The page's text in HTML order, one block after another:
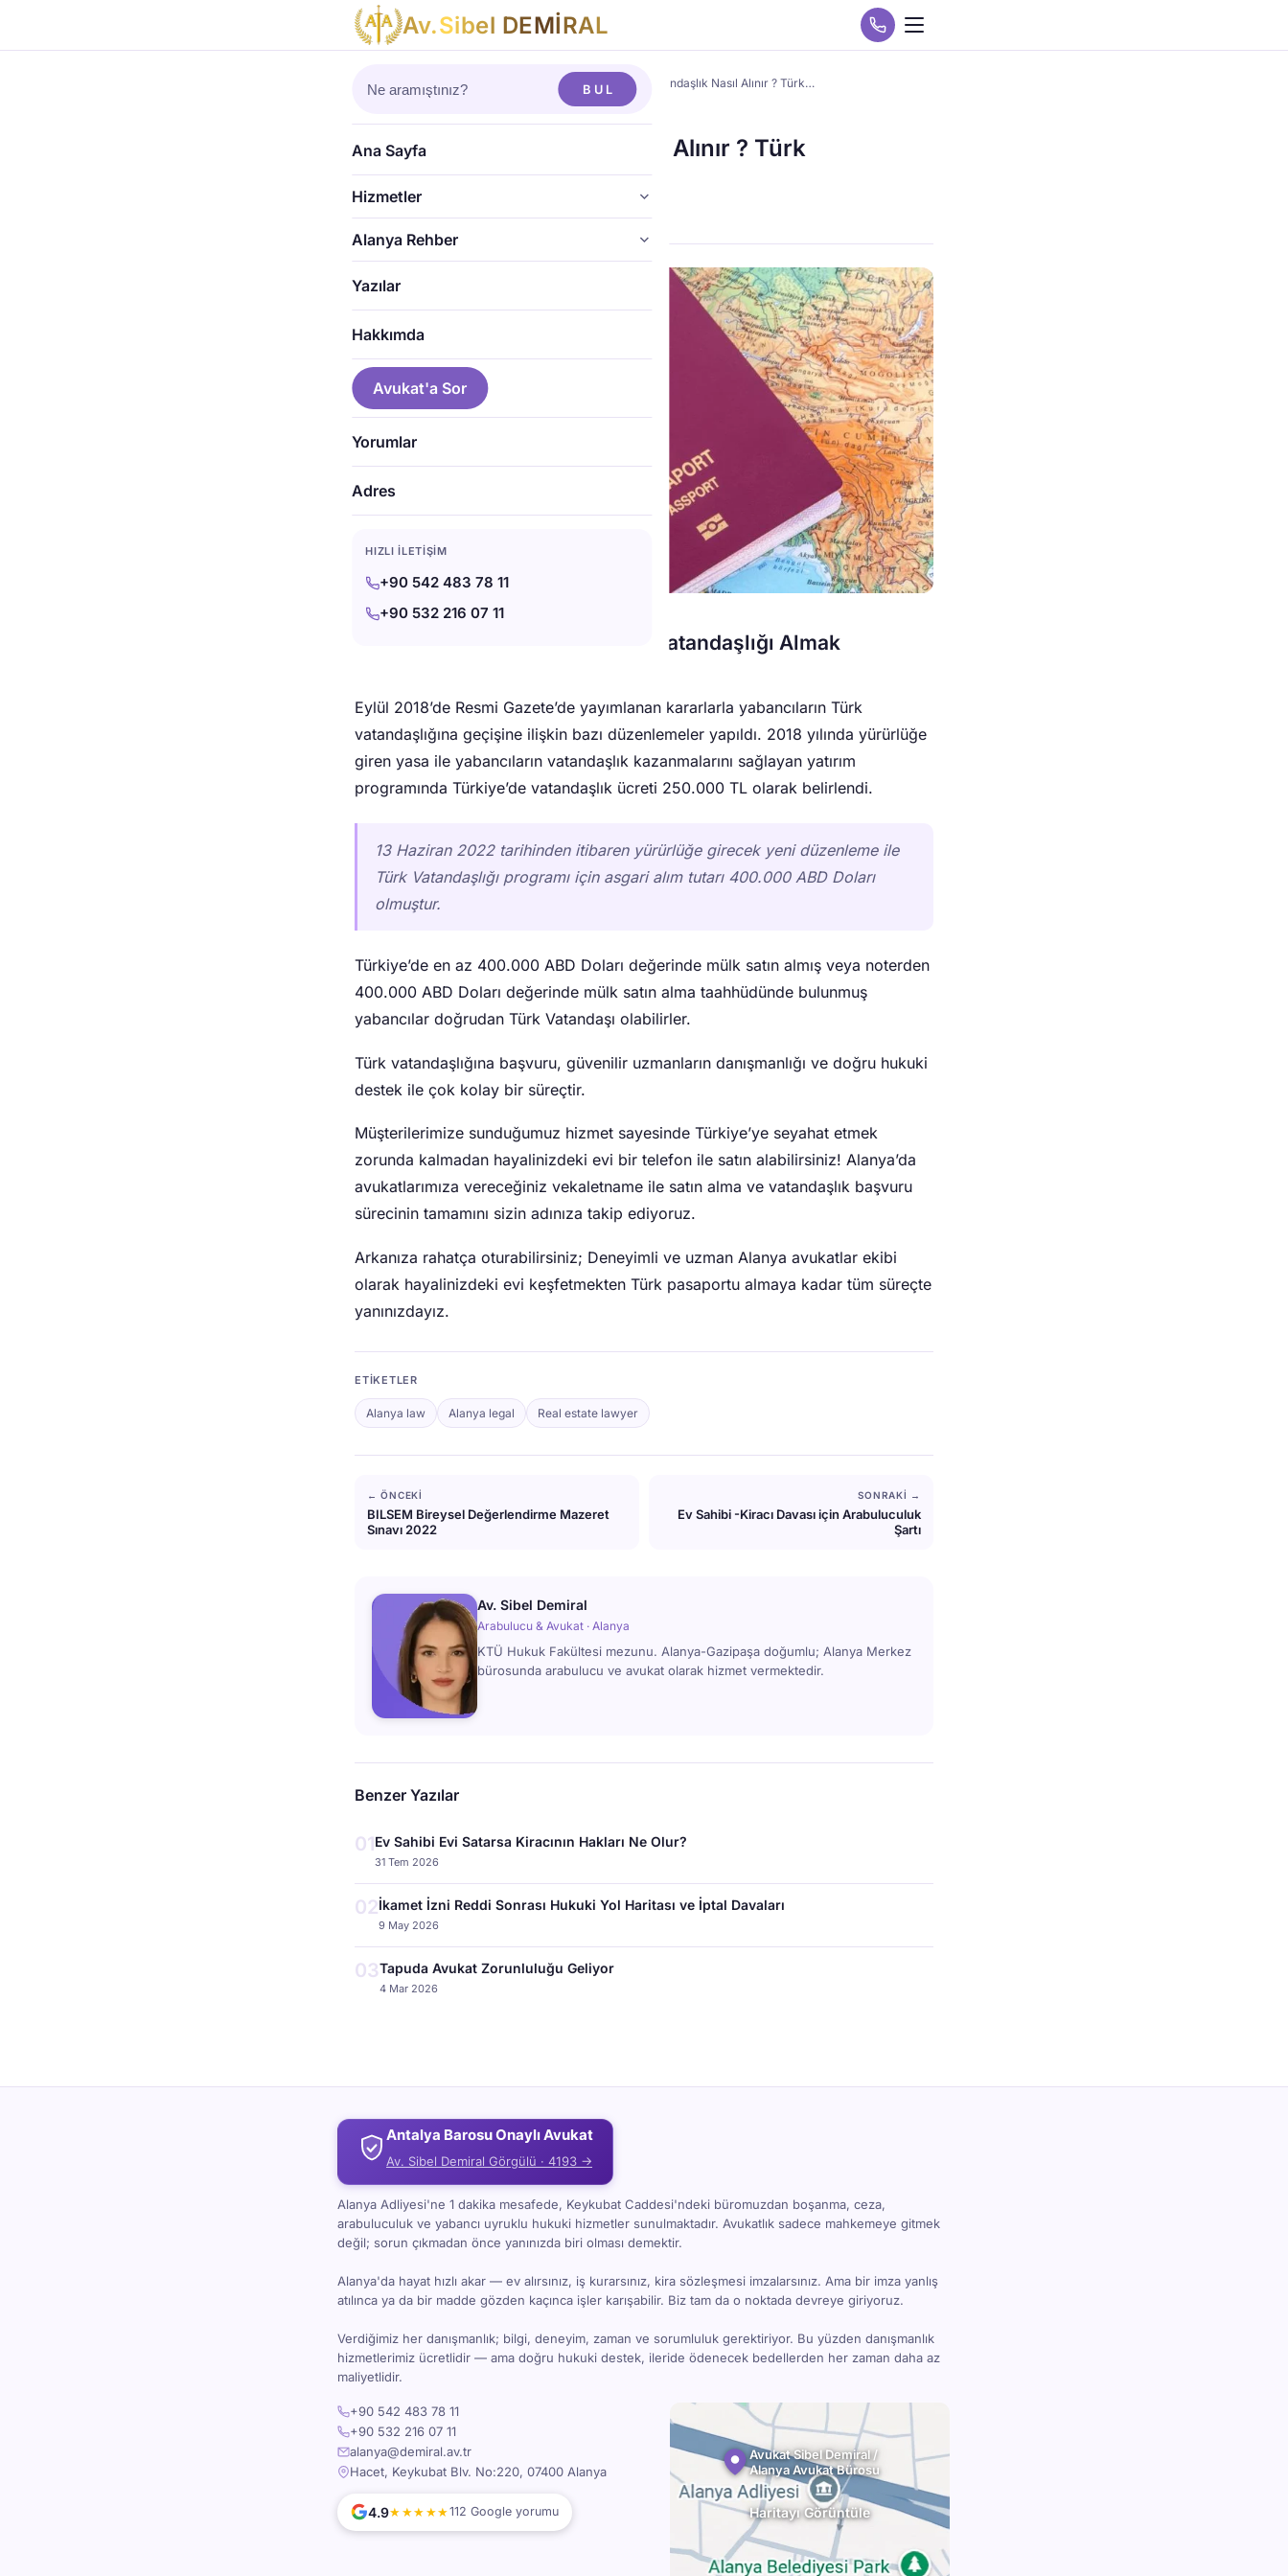
Av.Sibel DEMİRAL
BUL
Ana Sayfa
Hizmetler
Alanya Rehber
Yazılar
Hakkımda
Avukat'a Sor
Yorumlar
Adres
HIZLI İLETIŞIM
+90 542 483 78 11
+90 532 216 07 11
Ana Sayfa Gayrimenkul ve İnşaat Hukuku ›Türkiye’de Vatandaşlık Nasıl Alınır ? Türk…
Türkiye’de Vatandaşlık Nasıl Alınır ? Türk
Vatandaşlığı Şartları 2023
Gayrimenkul Satın Alarak Türk Vatandaşlığı Almak
Eylül 2018’de Resmi Gazete’de yayımlanan kararlarla yabancıların Türk
vatandaşlığına geçişine ilişkin bazı düzenlemeler yapıldı. 2018 yılında yürürlüğe
giren yasa ile yabancıların vatandaşlık kazanmalarını sağlayan yatırım
programında Türkiye’de vatandaşlık ücreti 250.000 TL olarak belirlendi.
13 Haziran 2022 tarihinden itibaren yürürlüğe girecek yeni düzenleme ile
Türk Vatandaşlığı programı için asgari alım tutarı 400.000 ABD Doları
olmuştur.
Türkiye’de en az 400.000 ABD Doları değerinde mülk satın almış veya noterden
400.000 ABD Doları değerinde mülk satın alma taahhüdünde bulunmuş
yabancılar doğrudan Türk Vatandaşı olabilirler.
Türk vatandaşlığına başvuru, güvenilir uzmanların danışmanlığı ve doğru hukuki
destek ile çok kolay bir süreçtir.
Müşterilerimize sunduğumuz hizmet sayesinde Türkiye’ye seyahat etmek
zorunda kalmadan hayalinizdeki evi bir telefon ile satın alabilirsiniz! Alanya’da
avukatlarımıza vereceğiniz vekaletname ile satın alma ve vatandaşlık başvuru
sürecinin tamamını sizin adınıza takip ediyoruz.
Arkanıza rahatça oturabilirsiniz; Deneyimli ve uzman Alanya avukatlar ekibi
olarak hayalinizdeki evi keşfetmekten Türk pasaportu almaya kadar tüm süreçte
yanınızdayız.
ETIKETLER
Alanya law Alanya legal Real estate lawyer
← ÖNCEKI
BILSEM Bireysel Değerlendirme Mazeret
Sınavı 2022
SONRAKI →
Ev Sahibi -Kiracı Davası için Arabuluculuk
Şartı
Av. Sibel Demiral
Arabulucu & Avukat · Alanya
KTÜ Hukuk Fakültesi mezunu. Alanya-Gazipaşa doğumlu; Alanya Merkez
bürosunda arabulucu ve avukat olarak hizmet vermektedir.
Benzer Yazılar
01Ev Sahibi Evi Satarsa Kiracının Hakları Ne Olur?
31 Tem 2026
02İkamet İzni Reddi Sonrası Hukuki Yol Haritası ve İptal Davaları
9 May 2026
03Tapuda Avukat Zorunluluğu Geliyor
4 Mar 2026
Antalya Barosu Onaylı Avukat
Av. Sibel Demiral Görgülü · 4193 →
Alanya Adliyesi'ne 1 dakika mesafede, Keykubat Caddesi'ndeki büromuzdan boşanma, ceza,
arabuluculuk ve yabancı uyruklu hukuki hizmetler sunulmaktadır. Avukatlık sadece mahkemeye gitmek
değil; sorun çıkmadan önce yanınızda biri olması demektir.
Alanya'da hayat hızlı akar — ev alırsınız, iş kurarsınız, kira sözleşmesi imzalarsınız. Ama bir imza yanlış
atılınca ya da bir madde gözden kaçınca işler karışabilir. Biz tam da o noktada devreye giriyoruz.
Verdiğimiz her danışmanlık; bilgi, deneyim, zaman ve sorumluluk gerektiriyor. Bu yüzden danışmanlık
hizmetlerimiz ücretlidir — ama doğru hukuki destek, ileride ödenecek bedellerden her zaman daha az
maliyetlidir.
+90 542 483 78 11
+90 532 216 07 11
alanya@demiral.av.tr
Hacet, Keykubat Blv. No:220, 07400 Alanya
4.9★★★★★112 Google yorumu
Avukat Sibel Demiral /
Alanya Avukat Bürosu
Haritayı Görüntüle